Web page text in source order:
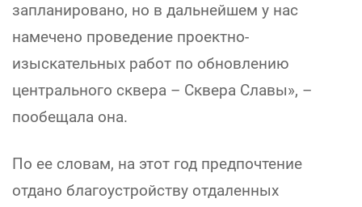
запланировано, но в дальнейшем у нас
намечено проведение проектно-
изыскательных работ по обновлению
центрального сквера – Сквера Славы», –
пообещала она.
По ее словам, на этот год предпочтение
отдано благоустройству отдаленных